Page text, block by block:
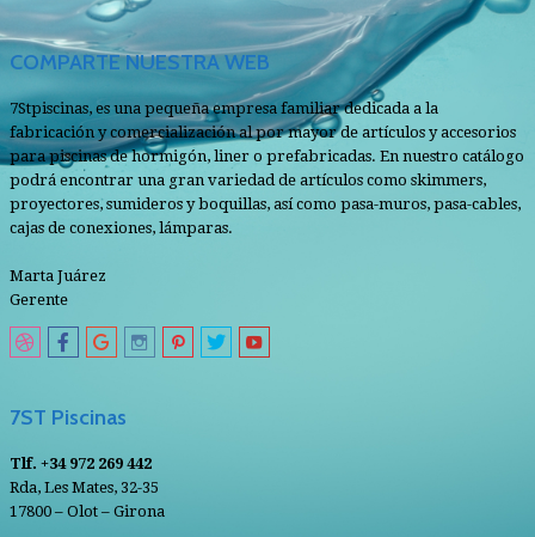
COMPARTE NUESTRA WEB
7Stpiscinas, es una pequeña empresa familiar dedicada a la
fabricación y comercialización al por mayor de artículos y accesorios
para piscinas de hormigón, liner o prefabricadas. En nuestro catálogo
podrá encontrar una gran variedad de artículos como skimmers,
proyectores, sumideros y boquillas, así como pasa-muros, pasa-cables,
cajas de conexiones, lámparas.
Marta Juárez
Gerente
7ST Piscinas
Tlf. +34 972 269 442
Rda, Les Mates, 32-35
17800 – Olot – Girona